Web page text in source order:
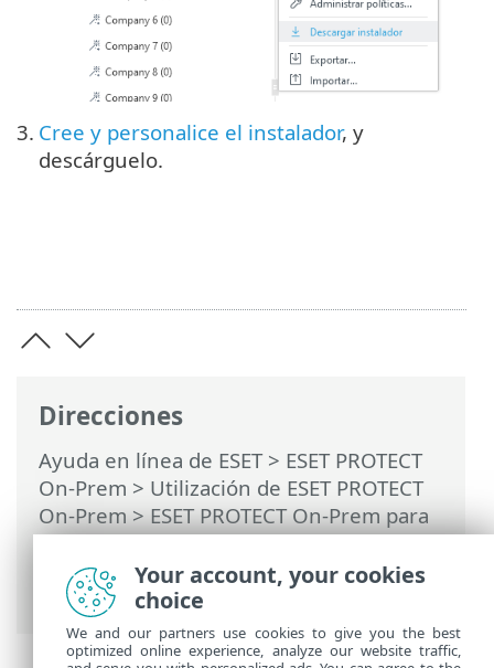
Direcciones
Ayuda en línea de ESET> ESET PROTECT
On-Prem > Utilización de ESET PROTECT
On-Prem>ESET PROTECT On-Prem para
proveedores de servicios administrados
(MSP)> Crear un instalador
personalizado
3. Cree y personalice el instalador, y
descárguelo.
Your account, your cookies
choice
We and our partners use cookies to give you the best
optimized online experience, analyze our website traffic,